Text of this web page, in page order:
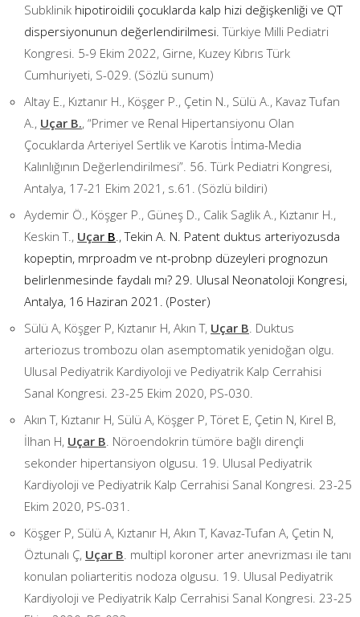
Subklinik hipotiroidili çocuklarda kalp hizi değişkenliği ve QT
dispersiyonunun değerlendirilmesi.Türkiye Milli Pediatri
Kongresi. 5-9 Ekim 2022, Girne, Kuzey Kıbrıs Türk
Cumhuriyeti, S-029. (Sözlü sunum)
Altay E., Kıztanır H., Köşger P., Çetin N., Sülü A., Kavaz Tufan
A., Uçar B., “Primer ve Renal Hipertansiyonu Olan
Çocuklarda Arteriyel Sertlik ve Karotis İntima-Media
Kalınlığının Değerlendirilmesi”. 56. Türk Pediatri Kongresi,
Antalya, 17-21 Ekim 2021, s.61. (Sözlü bildiri)
Aydemir Ö., Köşger P., Güneş D., Calik Saglik A., Kıztanır H.,
Keskin T., Uçar B., Tekin A. N. Patent duktus arteriyozusda
kopeptin, mrproadm ve nt-probnp düzeyleri prognozun
belirlenmesinde faydalı mı? 29. Ulusal Neonatoloji Kongresi,
Antalya, 16 Haziran 2021. (Poster)
Sülü A, Köşger P, Kıztanır H, Akın T, Uçar B. Duktus
arteriozus trombozu olan asemptomatik yenidoğan olgu.
Ulusal Pediyatrik Kardiyoloji ve Pediyatrik Kalp Cerrahisi
Sanal Kongresi. 23-25 Ekim 2020, PS-030.
Akın T, Kıztanır H, Sülü A, Köşger P, Töret E, Çetin N, Kırel B,
İlhan H, Uçar B. Nöroendokrin tümöre bağlı dirençli
sekonder hipertansiyon olgusu. 19. Ulusal Pediyatrik
Kardiyoloji ve Pediyatrik Kalp Cerrahisi Sanal Kongresi. 23-25
Ekim 2020, PS-031.
Köşger P, Sülü A, Kıztanır H, Akın T, Kavaz-Tufan A, Çetin N,
Öztunalı Ç, Uçar B. multipl koroner arter anevrizması ile tanı
konulan poliarteritis nodoza olgusu. 19. Ulusal Pediyatrik
Kardiyoloji ve Pediyatrik Kalp Cerrahisi Sanal Kongresi. 23-25